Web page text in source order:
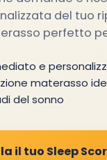
del tuo
perfetto
e
materasso
del sonno
il tuo Sleep